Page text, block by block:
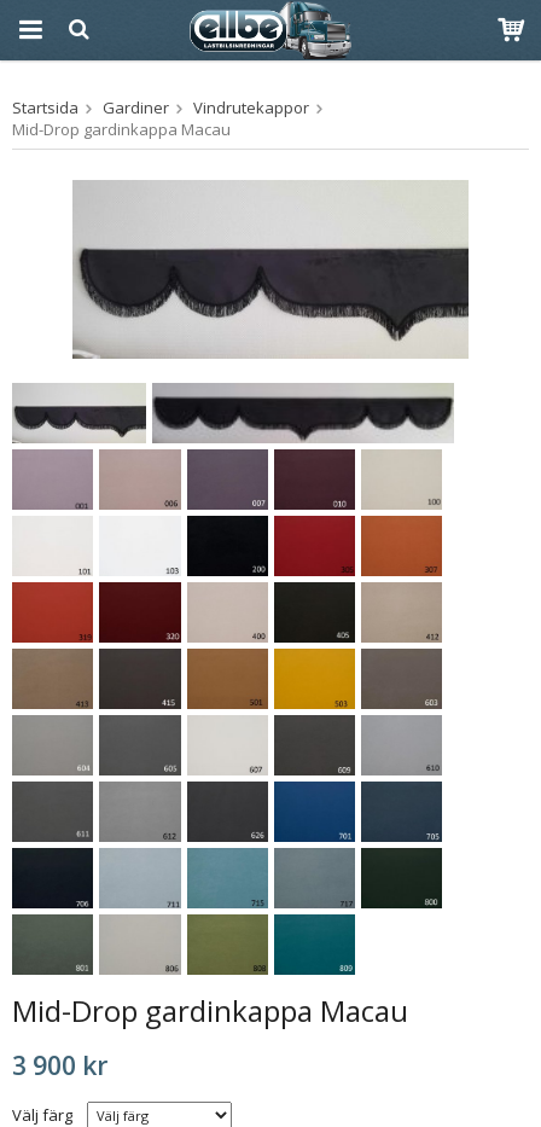
Produkten har blivit
tillagd i varukorgen
Startsida Gardiner
Vindrutekappor
Mid-Drop gardinkappa Macau
Mid-Drop gardinkappa Macau
3 900 kr
Välj färg